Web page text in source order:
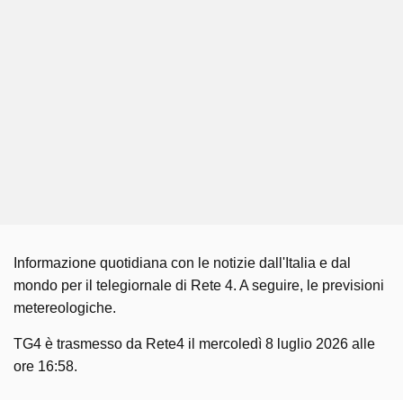
Informazione quotidiana con le notizie dall'Italia e dal
mondo per il telegiornale di Rete 4. A seguire, le previsioni
metereologiche.
TG4 è trasmesso da Rete4 il mercoledì 8 luglio 2026 alle
ore 16:58.